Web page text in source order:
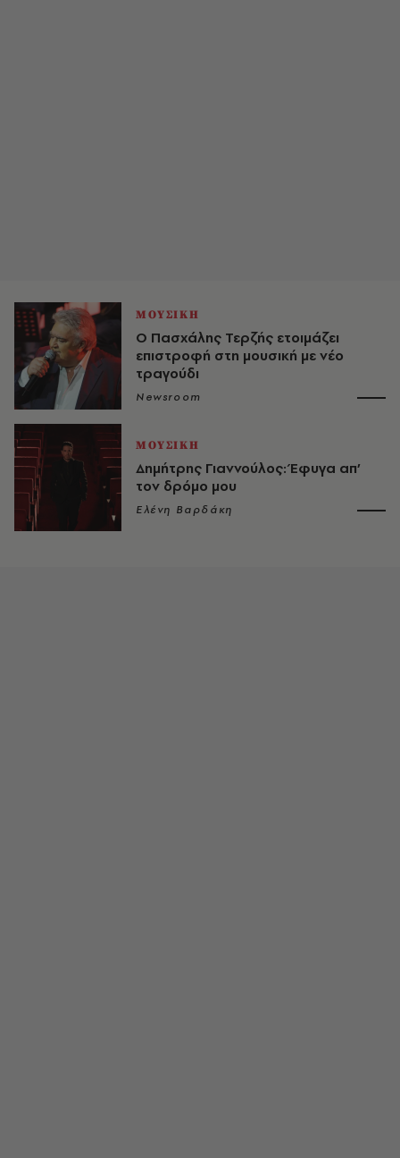
ΜΟΥΣΙΚΗ
Ο Πασχάλης Τερζής ετοιμάζει
επιστροφή στη μουσική με νέο
τραγούδι
Newsroom
ΜΟΥΣΙΚΗ
Δημήτρης Γιαννούλος: Έφυγα απ’
τον δρόμο μου
Ελένη Βαρδάκη